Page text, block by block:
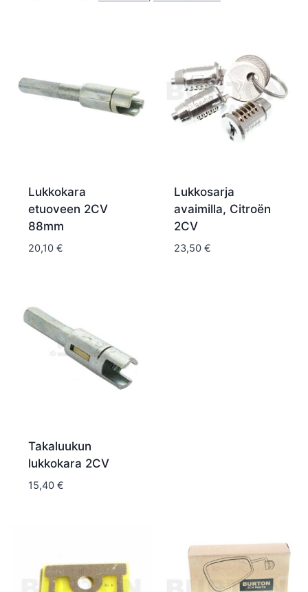
Lukkokara
etuoveen 2CV
88mm
20,10 €
Lukkosarja
avaimilla, Citroën
2CV
23,50 €
Takaluukun
lukkokara 2CV
15,40 €